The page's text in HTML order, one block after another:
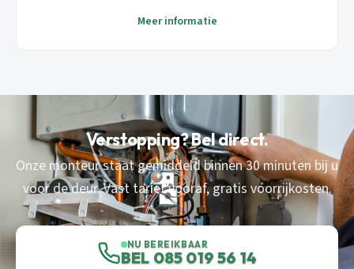
Meer informatie
Verstopping? Bel direct.
Onze monteur staat gemiddeld binnen 30 minuten bij u
voor de deur. Vast tarief vooraf, gratis voorrijkosten.
NU BEREIKBAAR
BEL 085 019 56 14